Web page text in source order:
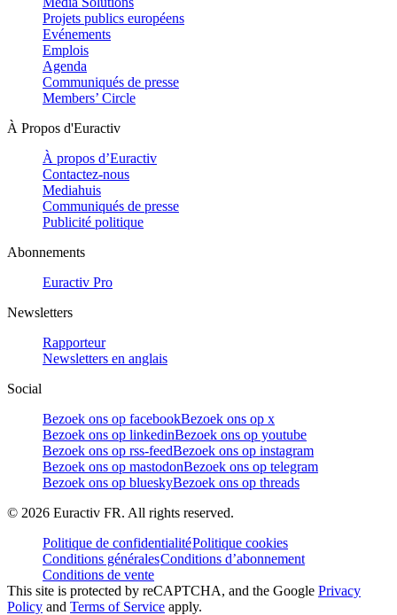
Projets publics européens
Evénements
Emplois
Agenda
Communiqués de presse
Members’ Circle
À Propos d'Euractiv
À propos d’Euractiv
Contactez-nous
Mediahuis
Communiqués de presse
Publicité politique
Abonnements
Euractiv Pro
Newsletters
Rapporteur
Newsletters en anglais
Social
Bezoek ons op facebookBezoek ons op x
Bezoek ons op linkedinBezoek ons op youtube
Bezoek ons op rss-feedBezoek ons op instagram
Bezoek ons op mastodonBezoek ons op telegram
Bezoek ons op blueskyBezoek ons op threads
© 2026 Euractiv FR. All rights reserved.
Politique de confidentialitéPolitique cookies
Conditions généralesConditions d’abonnement
Conditions de vente
This site is protected by reCAPTCHA, and the Google Privacy
Policy and Terms of Service apply.